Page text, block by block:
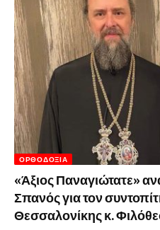
ΟΡΘΟΔΟΞΊΑ
«Άξιος Παναγιώτατε»
Σπανός για τον
Θεσσαλονίκης κ.